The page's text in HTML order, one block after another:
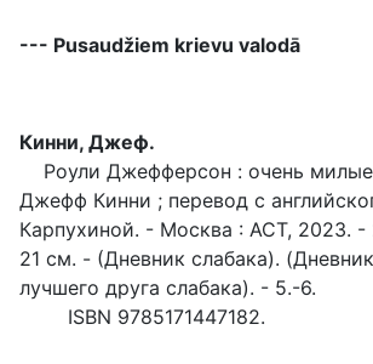
--- Pusaudžiem krievu valodā
Кинни, Джеф.
Роули Джефферсон : oчень
Джефф Кинни ; перевод с
Карпухиной. - Москва : АСТ, 2023. -
21 см. - (Дневник слабака).
лучшего друга слабака). - 5.-6.
ISBN 9785171447182.